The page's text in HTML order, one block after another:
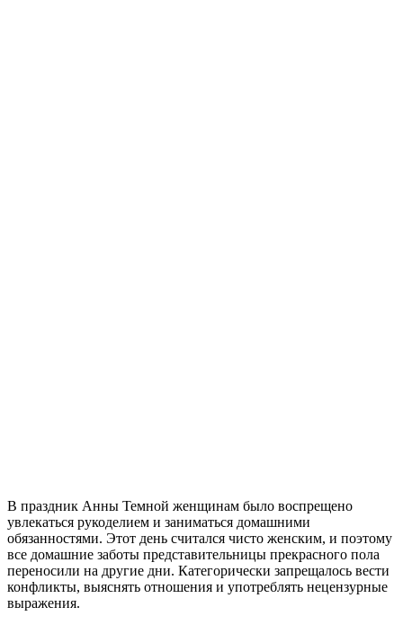
В праздник Анны Темной женщинам было воспрещено
увлекаться рукоделием и заниматься домашними
обязанностями. Этот день считался чисто женским, и поэтому
все домашние заботы представительницы прекрасного пола
переносили на другие дни. Категорически запрещалось вести
конфликты, выяснять отношения и употреблять нецензурные
выражения.